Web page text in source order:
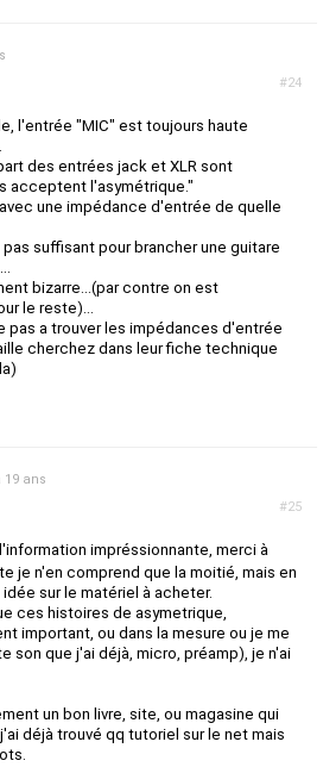
#24
l'entrée "MIC" est toujours haute
des entrées jack et XLR sont
acceptent l'asymétrique."
une impédance d'entrée de quelle
suffisant pour brancher une guitare
bizarre...(par contre on est
le reste)...
pas a trouver les impédances d'entrée
cherchez dans leur fiche technique
#25
19 ans
impréssionnante, merci à
je n'en comprend que la moitié, mais en
sur le matériel à acheter.
ces histoires de asymetrique,
important, ou dans la mesure ou je me
son que j'ai déjà, micro, préamp), je n'ai
un bon livre, site, ou magasine qui
déjà trouvé qq tutoriel sur le net mais